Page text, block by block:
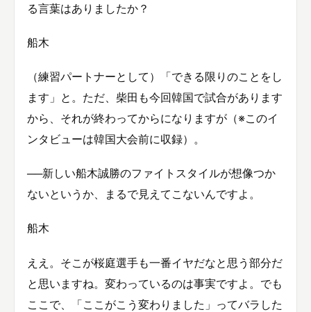
る言葉はありましたか？
船木
（練習パートナーとして）「できる限りのことをし
ます」と。ただ、柴田も今回韓国で試合があります
から、それが終わってからになりますが（※このイ
ンタビューは韓国大会前に収録）。
──新しい船木誠勝のファイトスタイルが想像つか
ないというか、まるで見えてこないんですよ。
船木
ええ。そこが桜庭選手も一番イヤだなと思う部分だ
と思いますね。変わっているのは事実ですよ。でも
ここで、「ここがこう変わりました」ってバラした